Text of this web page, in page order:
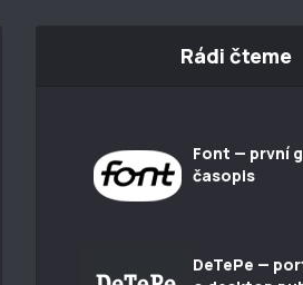
Rádi čteme
Font — první
časopis
DeTePe —